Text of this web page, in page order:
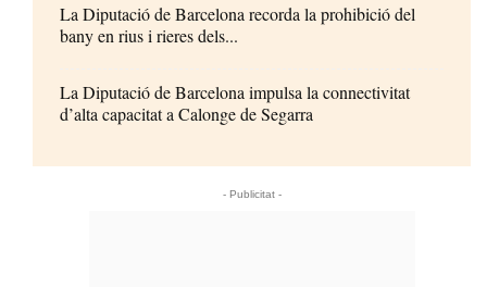
La Diputació de Barcelona recorda la prohibició del
bany en rius i rieres dels...
La Diputació de Barcelona impulsa la connectivitat
d’alta capacitat a Calonge de Segarra
- Publicitat -